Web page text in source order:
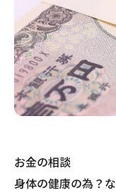
お金の相談
身体の健康の為？